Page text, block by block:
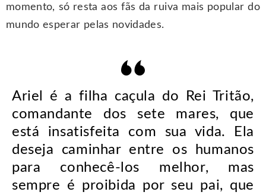
momento, só resta aos fãs da ruiva mais popular do
mundo esperar pelas novidades.
Ariel é a filha caçula do Rei Tritão,
comandante dos sete mares, que
está insatisfeita com sua vida. Ela
deseja caminhar entre os humanos
para conhecê-los melhor, mas
sempre é proibida por seu pai, que